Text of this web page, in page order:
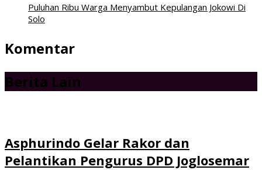
Puluhan Ribu Warga Menyambut Kepulangan Jokowi Di
Solo
Komentar
Berita Lain
Asphurindo Gelar Rakor dan
Pelantikan Pengurus DPD Joglosemar